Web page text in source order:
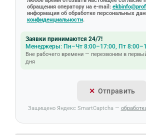
обращения оператору на e-mail:
информация об обработке персональных
конфиденциальности.
Заявки принимаются 24/7!
Менеджеры: Пн–Чт 8:00–17:00, Пт
Вне рабочего времени — перезвоним в
дня
Отправить
Защищено Яндекс SmartCaptcha —